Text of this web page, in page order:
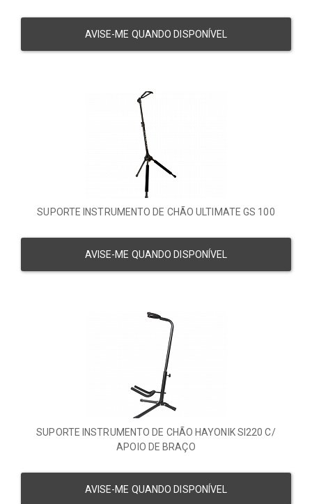
AVISE-ME QUANDO DISPONÍVEL
SUPORTE INSTRUMENTO DE CHÃO ULTIMATE GS 100
AVISE-ME QUANDO DISPONÍVEL
SUPORTE INSTRUMENTO DE CHÃO HAYONIK SI220 C/
APOIO DE BRAÇO
AVISE-ME QUANDO DISPONÍVEL